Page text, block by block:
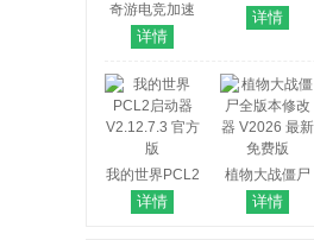
奇游电竞加速
器
V6.6.52.2516
官方最新版
详情
V1.10.0.498
官方版
详情
我的世界PCL2
启动器
V2.12.7.3 官方
详情
植物大战僵尸
全版本修改器
V2026 最新免
详情